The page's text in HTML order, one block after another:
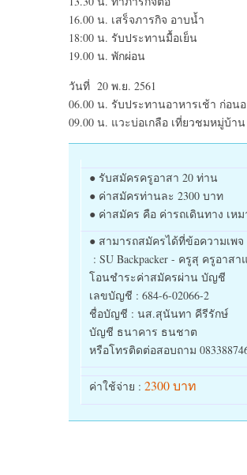
16.00 น. เสร็จภารกิจ อาบน้ำ
18:00 น. รับประทานมื้อเย็น
19.00 น. พักผ่อน
วันที่ 20 พ.ย. 2561
06.00 น. รับประทานอาหารเช้า ก่อน
09.00 น. แวะบ่อเกลือ เที่ยวชมหมู่บ้า
● รับสมัครครูอาสา 20 ท่าน
● ค่าสมัครท่านละ 2300 บาท
● ค่าสมัคร คือ ค่ารถเดินทาง เ
● สามารถสมัครได้ที่ข้อความเพจ
: SU Backpacker - ครูสุ ครูอาสา
โอนชำระค่าสมัครผ่าน บัญชี
เลขบัญชี : 684-6-02066-2
ชื่อบัญชี : นส.สุนันทา คีรีรักษ์
บัญชี ธนาคาร ธนชาต
หรือโทรติดต่อสอบถาม
ค่าใช้จ่าย : 2300 บาท